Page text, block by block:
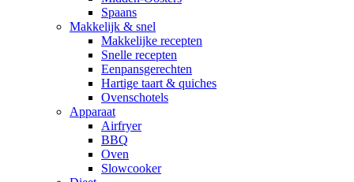
Spaans
Makkelijk & snel
Makkelijke recepten
Snelle recepten
Eenpansgerechten
Hartige taart & quiches
Ovenschotels
Apparaat
Airfryer
BBQ
Oven
Slowcooker